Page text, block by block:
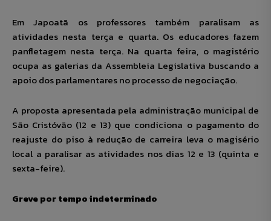
Em Japoatã os professores também paralisam as
atividades nesta terça e quarta. Os educadores fazem
panfletagem nesta terça. Na quarta feira, o magistério
ocupa as galerias da Assembleia Legislativa buscando a
apoio dos parlamentares no processo de negociação.
A proposta apresentada pela administração municipal de
São Cristóvão (12 e 13) que condiciona o pagamento do
reajuste do piso à redução de carreira leva o magisério
local a paralisar as atividades nos dias 12 e 13 (quinta e
sexta-feire).
Greve por tempo indeterminado